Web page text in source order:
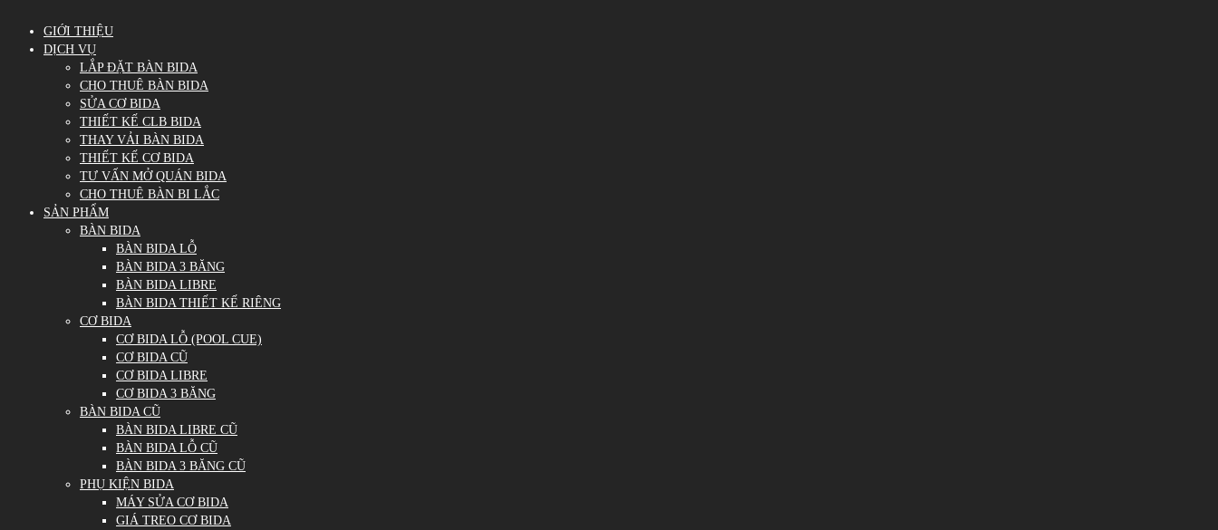
GIỚI THIỆU
DỊCH VỤ
LẮP ĐẶT BÀN BIDA
CHO THUÊ BÀN BIDA
SỬA CƠ BIDA
THIẾT KẾ CLB BIDA
THAY VẢI BÀN BIDA
THIẾT KẾ CƠ BIDA
TƯ VẤN MỞ QUÁN BIDA
CHO THUÊ BÀN BI LẮC
SẢN PHẨM
BÀN BIDA
BÀN BIDA LỖ
BÀN BIDA 3 BĂNG
BÀN BIDA LIBRE
BÀN BIDA THIẾT KẾ RIÊNG
CƠ BIDA
CƠ BIDA LỖ (POOL CUE)
CƠ BIDA CŨ
CƠ BIDA LIBRE
CƠ BIDA 3 BĂNG
BÀN BIDA CŨ
BÀN BIDA LIBRE CŨ
BÀN BIDA LỖ CŨ
BÀN BIDA 3 BĂNG CŨ
PHỤ KIỆN BIDA
MÁY SỬA CƠ BIDA
GIÁ TREO CƠ BIDA